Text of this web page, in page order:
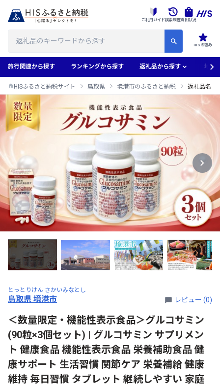
HISの強み
ご利用ガイド検索履歴寄附状況
旅行関連から探す ランキングから探す 返礼品から探す 地域
HISふるさと納税サイト 鳥取県 境港市のふるさと納税 返礼品名
とっとりけん さかいみなとし
鳥取県 境港市 レビュー (0)
＜数量限定・機能性表示食品＞グルコサミン
(90粒×3個セット) | グルコサミン サプリメン
ト 健康食品 機能性表示食品 栄養補助食品 健
康サポート 生活習慣 関節ケア 栄養補給 健康
維持 毎日習慣 タブレット 継続しやすい 家庭